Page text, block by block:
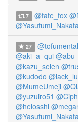
7 @fate_fox
27
@aki_a_qui
@kazu_selen
@kudodo
@MumeUmeji
@yuzuiro51
@helosshi